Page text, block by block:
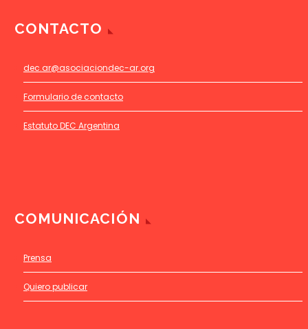
CONTACTO
dec.ar@asociaciondec-ar.org
Formulario de contacto
Estatuto DEC Argentina
COMUNICACIÓN
Prensa
Quiero publicar